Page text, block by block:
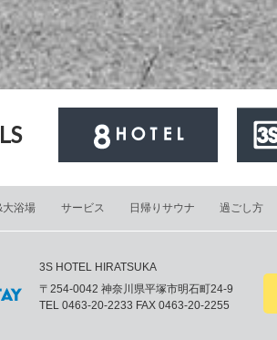
大浴場 サービス 日帰りサウナ 過ごし方
3S HOTEL HIRATSUKA
〒254-0042 神奈川県平塚市明石町24-9
TEL 0463-20-2233 FAX 0463-20-2255